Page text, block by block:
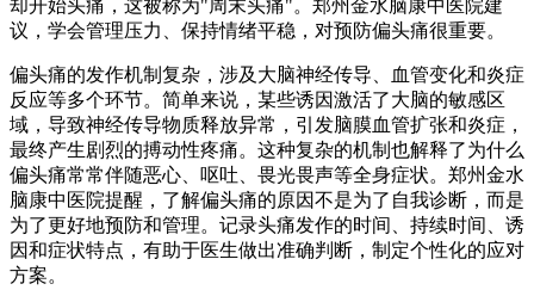
却开始头痛，这被称为"周末头痛"。郑州金水脑康中医院建
议，学会管理压力、保持情绪平稳，对预防偏头痛很重要。
偏头痛的发作机制复杂，涉及大脑神经传导、血管变化和炎症
反应等多个环节。简单来说，某些诱因激活了大脑的敏感区
域，导致神经传导物质释放异常，引发脑膜血管扩张和炎症，
最终产生剧烈的搏动性疼痛。这种复杂的机制也解释了为什么
偏头痛常常伴随恶心、呕吐、畏光畏声等全身症状。郑州金水
脑康中医院提醒，了解偏头痛的原因不是为了自我诊断，而是
为了更好地预防和管理。记录头痛发作的时间、持续时间、诱
因和症状特点，有助于医生做出准确判断，制定个性化的应对
方案。